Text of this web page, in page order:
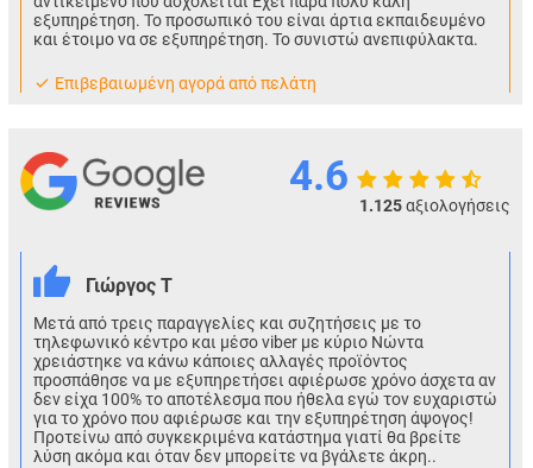
εξυπηρέτηση. Το προσωπικό του είναι άρτια εκπαιδευμένο
και έτοιμο να σε εξυπηρέτηση. Το συνιστώ ανεπιφύλακτα.
Eπιβεβαιωμένη αγορά από πελάτη
4.6
1.125αξιολογήσεις
Γιώργος Τ
Μετά από τρεις παραγγελίες και συζητήσεις με το
τηλεφωνικό κέντρο και μέσο viber με κύριο Νώντα
χρειάστηκε να κάνω κάποιες αλλαγές προϊόντος
προσπάθησε να με εξυπηρετήσει αφιέρωσε χρόνο άσχετα αν
δεν είχα 100% το αποτέλεσμα που ήθελα εγώ τον ευχαριστώ
για το χρόνο που αφιέρωσε και την εξυπηρέτηση άψογος!
Προτείνω από συγκεκριμένα κατάστημα γιατί θα βρείτε
λύση ακόμα και όταν δεν μπορείτε να βγάλετε άκρη..